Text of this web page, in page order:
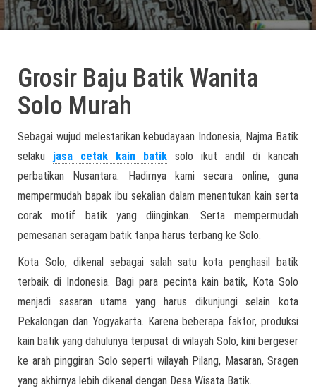
Grosir Baju Batik Wanita
Solo Murah
Sebagai wujud melestarikan kebudayaan Indonesia, Najma Batik
selaku jasa cetak kain batik solo ikut andil di kancah
perbatikan Nusantara. Hadirnya kami secara online, guna
mempermudah bapak ibu sekalian dalam menentukan kain serta
corak motif batik yang diinginkan. Serta mempermudah
pemesanan seragam batik tanpa harus terbang ke Solo.
Kota Solo, dikenal sebagai salah satu kota penghasil batik
terbaik di Indonesia. Bagi para pecinta kain batik, Kota Solo
menjadi sasaran utama yang harus dikunjungi selain kota
Pekalongan dan Yogyakarta. Karena beberapa faktor, produksi
kain batik yang dahulunya terpusat di wilayah Solo, kini bergeser
ke arah pinggiran Solo seperti wilayah Pilang, Masaran, Sragen
yang akhirnya lebih dikenal dengan Desa Wisata Batik.